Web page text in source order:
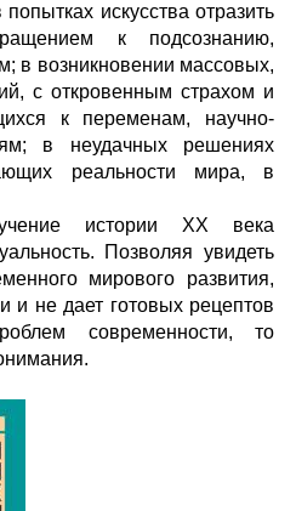
искусства отразить
к подсознанию,
в возникновении массовых,
с откровенным страхом и
к переменам, научно-
в неудачных решениях
реальности мира, в
истории XX века
Позволяя увидеть
мирового развития,
и не дает готовых рецептов
современности, то